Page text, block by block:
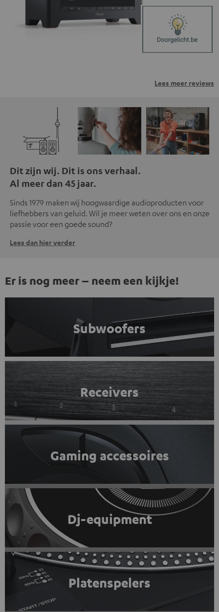
Lees meer reviews
Dit zijn wij. Dit is ons verhaal.
Al meer dan 45 jaar.
Sinds 1979 maken wij hoogwaardige audioproducten voor
liefhebbers van geluid. Wil je meer weten over ons en onze
passie voor een goede sound?
Lees dan hier verder
Er is nog meer – neem een kijkje!
Subwoofers
Receivers
Gaming accessoires
Dj-equipment
Platenspelers